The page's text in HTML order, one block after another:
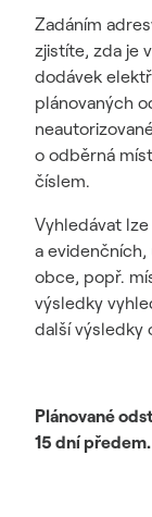
Zadáním
zjistíte, zda je
dodávek
plánovaných
o odběrná
číslem.
Vyhledávat
a
obce, popř.
výsledky
další výsledky
Plánované
15 dní předem.